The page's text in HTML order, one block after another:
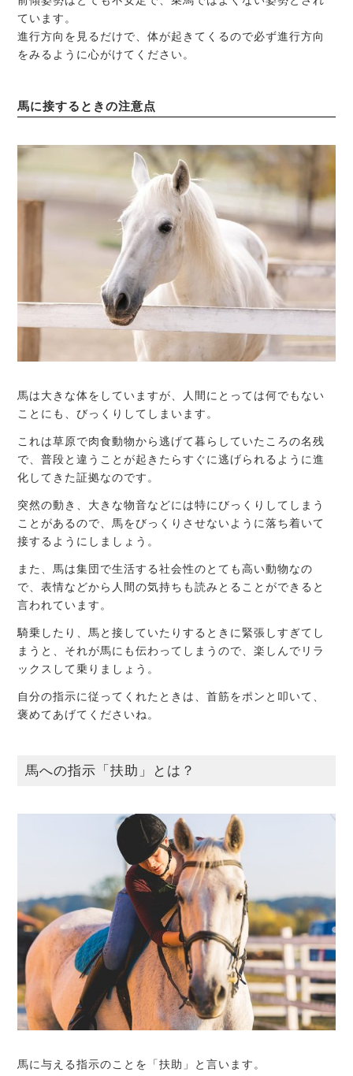
ています。
進行方向を見るだけで、体が起きてくるので必ず進行方向
をみるように心がけてください。
馬に接するときの注意点
馬は大きな体をしていますが、人間にとっては何でもない
ことにも、びっくりしてしまいます。
これは草原で肉食動物から逃げて暮らしていたころの名残
で、普段と違うことが起きたらすぐに逃げられるように進
化してきた証拠なのです。
突然の動き、大きな物音などには特にびっくりしてしまう
ことがあるので、馬をびっくりさせないように落ち着いて
接するようにしましょう。
また、馬は集団で生活する社会性のとても高い動物なの
で、表情などから人間の気持ちも読みとることができると
言われています。
騎乗したり、馬と接していたりするときに緊張しすぎてし
まうと、それが馬にも伝わってしまうので、楽しんでリラ
ックスして乗りましょう。
自分の指示に従ってくれたときは、首筋をポンと叩いて、
褒めてあげてくださいね。
馬への指示「扶助」とは？
馬に与える指示のことを「扶助」と言います。